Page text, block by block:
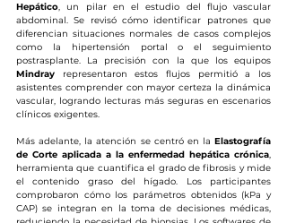
Hepático, un pilar en el estudio del flujo vascular
abdominal. Se revisó cómo identificar patrones que
diferencian situaciones normales de casos complejos
como la hipertensión portal o el seguimiento
Mindray representaron estos flujos permitió a los
asistentes comprender con mayor certeza la dinámica
vascular, logrando lecturas más seguras en escenarios
clínicos exigentes.
Más adelante, la atención se centró en la Elastografía
de Corte aplicada a la enfermedad hepática crónica,
herramienta que cuantifica el grado de fibrosis y mide
el contenido graso del hígado. Los participantes
comprobaron cómo los parámetros obtenidos (kPa y
CAP) se integran en la toma de decisiones médicas,